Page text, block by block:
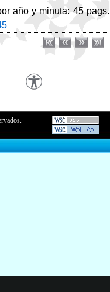
año y minuta: 45 pags.